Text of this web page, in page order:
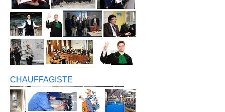
CHAUFFAGISTE